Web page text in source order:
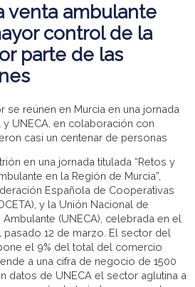
venta ambulante
control de la
parte de las
reúnen en Murcia en una jornada
y UNECA, en colaboración con
casi un centenar de personas
en una jornada titulada “Retos y
en la Región de Murcia”,
Española de Cooperativas
y la Unión Nacional de
(UNECA), celebrada en el
12 de marzo. El sector del
el 9% del total del comercio
a una cifra de negocio de 1500
datos de UNECA el sector aglutina a